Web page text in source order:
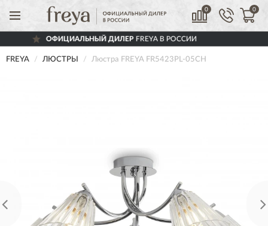
0 0
ОФИЦИАЛЬНЫЙ ДИЛЕРFREYA В РОССИИ
FREYA ЛЮСТРЫ Люстра FREYA FR5423PL-05CH